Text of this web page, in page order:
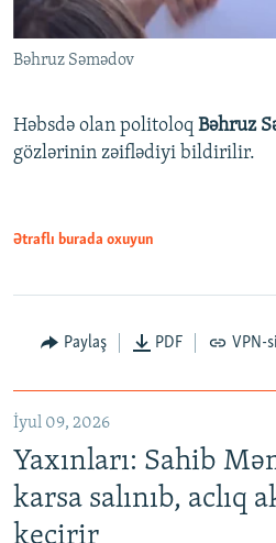
Bəhruz Səmədov
Həbsdə olan politoloq Bəhruz
gözlərinin zəiflədiyi bildirilir.
Ətraflı burada oxuyun
Paylaş PDF VPN-
İyul 09, 2026
Yaxınları: Sahib
karsa salınıb, aclıq